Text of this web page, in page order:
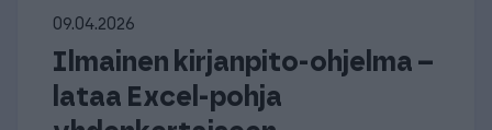
09.04.2026
Ilmainen kirjanpito-ohjelma –
lataa Excel-pohja